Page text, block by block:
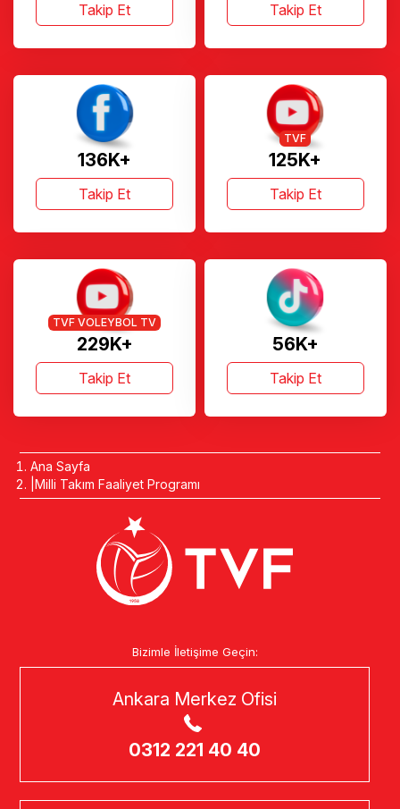
Takip Et Takip Et
136K+
Takip Et
125K+
TVF
Takip Et
229K+
TVF VOLEYBOL TV
Takip Et
56K+
Takip Et
Ana Sayfa
Milli Takım Faaliyet Programı
Bizimle İletişime Geçin:
Ankara Merkez Ofisi
0312 221 40 40